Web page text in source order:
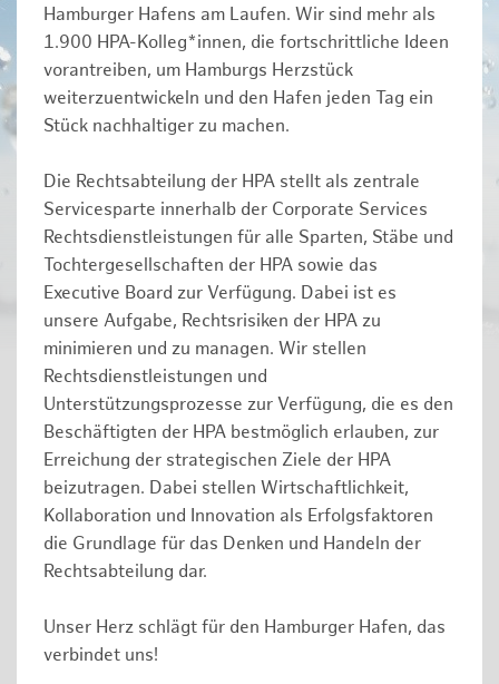
Hamburger Hafens am Laufen. Wir sind mehr als
1.900 HPA-Kolleg*innen, die fortschrittliche Ideen
vorantreiben, um Hamburgs Herzstück
weiterzuentwickeln und den Hafen jeden Tag ein
Stück nachhaltiger zu machen.
Die Rechtsabteilung der HPA stellt als zentrale
Servicesparte innerhalb der Corporate Services
Rechtsdienstleistungen für alle Sparten, Stäbe und
Tochtergesellschaften der HPA sowie das
Executive Board zur Verfügung. Dabei ist es
unsere Aufgabe, Rechtsrisiken der HPA zu
minimieren und zu managen. Wir stellen
Rechtsdienstleistungen und
Unterstützungsprozesse zur Verfügung, die es den
Beschäftigten der HPA bestmöglich erlauben, zur
Erreichung der strategischen Ziele der HPA
beizutragen. Dabei stellen Wirtschaftlichkeit,
Kollaboration und Innovation als Erfolgsfaktoren
die Grundlage für das Denken und Handeln der
Rechtsabteilung dar.
Unser Herz schlägt für den Hamburger Hafen, das
verbindet uns!